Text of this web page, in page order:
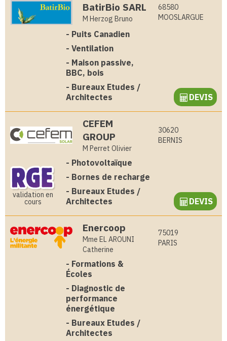
BatirBio SARL
M Herzog Bruno
68580
MOOSLARGUE
- Puits Canadien
- Ventilation
- Maison passive,
BBC, bois
- Bureaux Etudes /
Architectes
DEVIS
CEFEM
GROUP
M Perret Olivier
30620
BERNIS
validation en
cours
- Photovoltaïque
- Bornes de recharge
- Bureaux Etudes /
Architectes
DEVIS
Enercoop
Mme EL AROUNI
Catherine
75019
PARIS
- Formations &
Écoles
- Diagnostic de
performance
énergétique
- Bureaux Etudes /
Architectes